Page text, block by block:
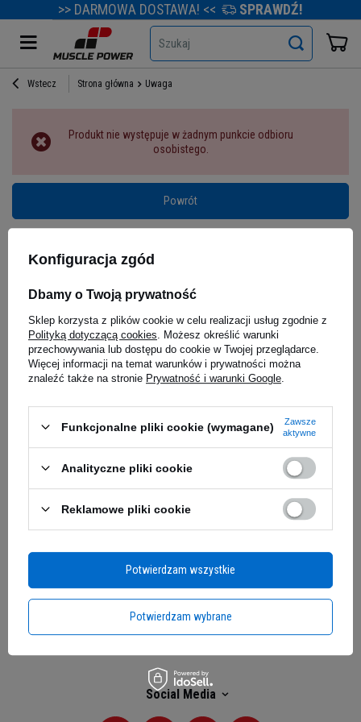
>> DARMOWA DOSTAWA! << SPRAWDŹ!
Szukaj
Wstecz Strona główna Uwaga
Produkt nie występuje w żadnym punkcie odbioru
osobistego.
Powrót
Status zamówienia
Chcę zwrócić produkt
Moje konto
Social Media
Konfiguracja zgód
Dbamy o Twoją prywatność
Sklep korzysta z plików cookie w celu realizacji usług zgodnie z
Polityką dotyczącą cookies . Możesz określić warunki
przechowywania lub dostępu do cookie w Twojej przeglądarce.
Więcej informacji na temat warunków i prywatności można
znaleźć także na stronie Prywatność i warunki Google
Funkcjonalne pliki cookie (wymagane)
Zawsze
aktywne
Analityczne pliki cookie
Reklamowe pliki cookie
Potwierdzam wybrane
Potwierdzam wszystkie